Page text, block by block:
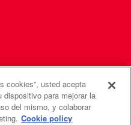
es una agencia de la
Unida
cookies”, usted acepta
para mejorar la
del mismo, y colaborar
Cookie policy